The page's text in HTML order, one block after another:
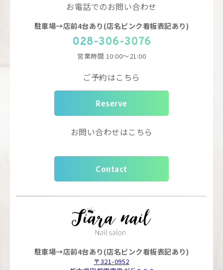
お電話でのお問い合わせ
駐車場→店前4台あり(店名ピンク看板表記あり)
028-306-3076
営業時間 10:00～21:00
ご予約はこちら
Reserve
お問い合わせはこちら
Contact
駐車場→店前4台あり(店名ピンク看板表記あり)
〒321-0952